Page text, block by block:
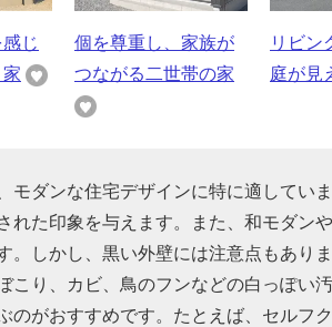
じ
個を尊重し、家族が
つながる二世帯の家
リビン
庭が見
モダンな住宅デザインに特に適してい
れた印象を与えます。また、和モダン
。しかし、黒い外壁には注意点もあり
こり、カビ、鳥のフンなどの白っぽい
のがおすすめです。たとえば、セルフ